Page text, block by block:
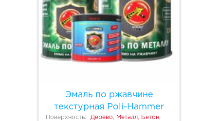
Эмаль по ржавчине
текстурная Poli-Hammer
Поверхность:
Дерево, Металл, Бетон,